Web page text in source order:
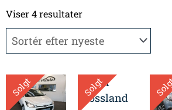
Viser 4 resultaterefter
Solgt Solgt